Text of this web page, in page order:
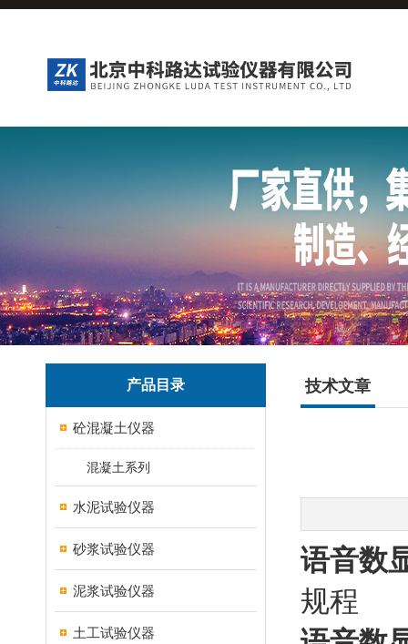
产品目录
砼混凝土仪器
混凝土系列
水泥试验仪器
砂浆试验仪器
泥浆试验仪器
土工试验仪器
技术文章
语音数
规程